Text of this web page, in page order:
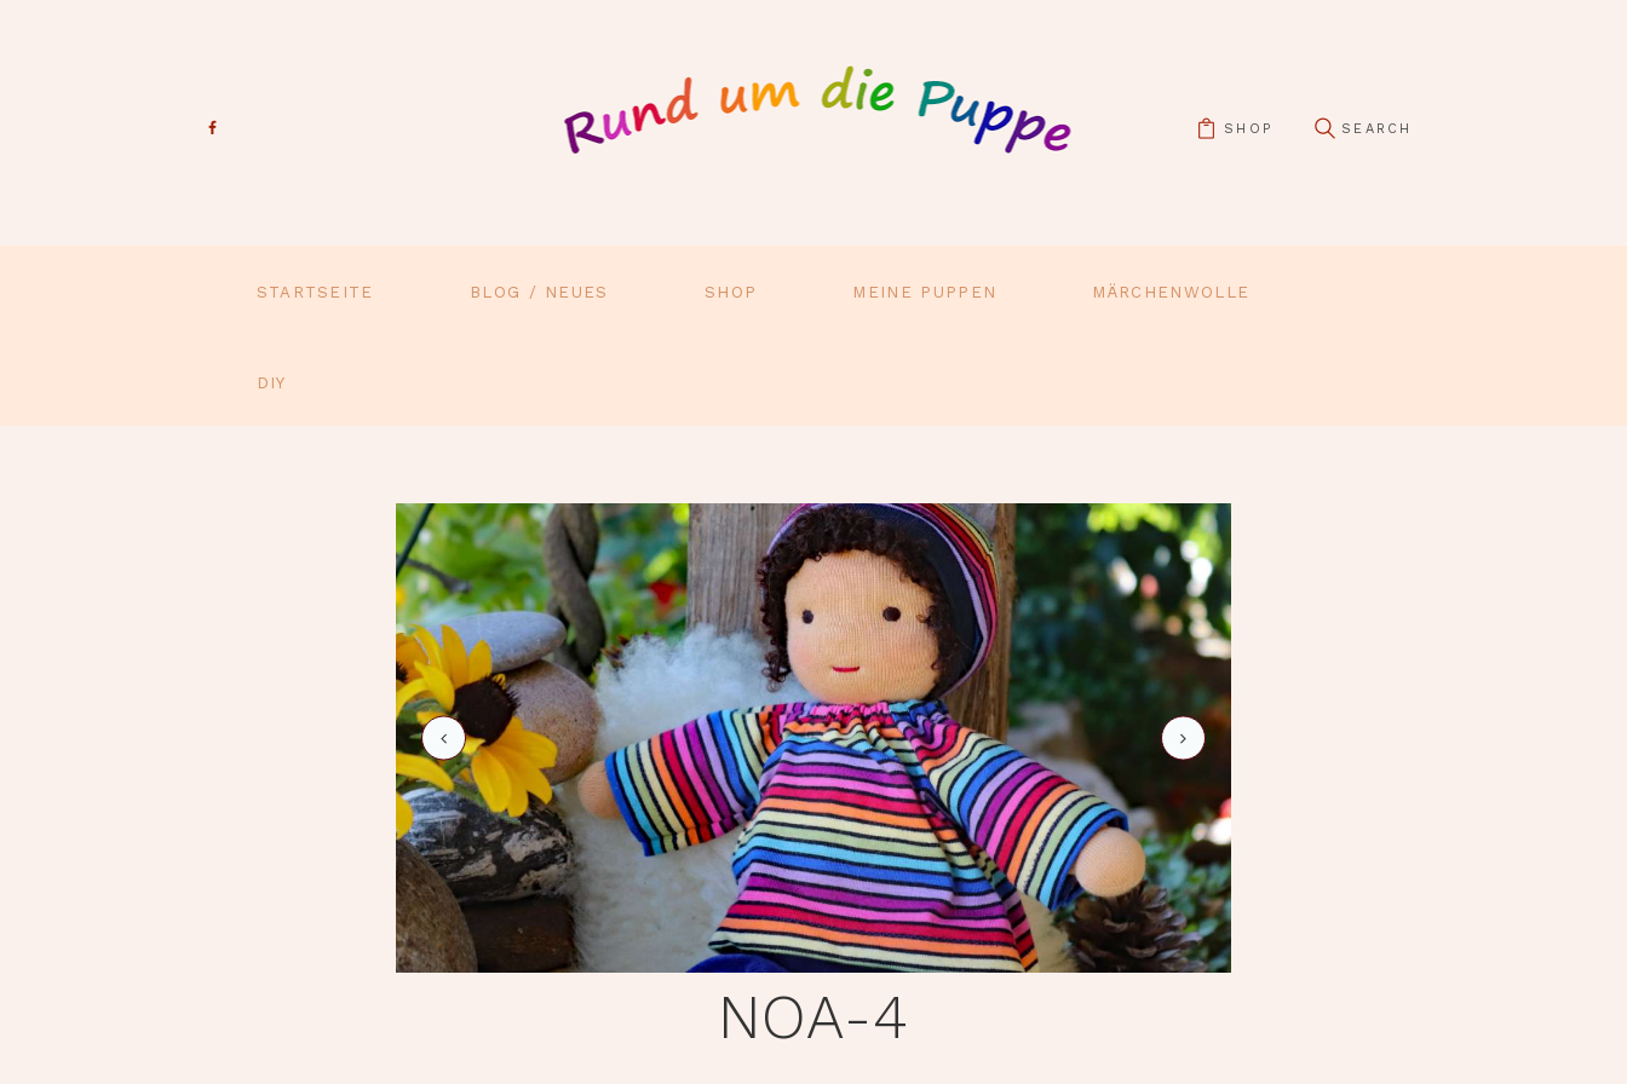
SHOP
STARTSEITE BLOG / NEUES SHOP MEINE PUPPEN MÄRCHENWOLLE
DIY
noa-3
NOA-4